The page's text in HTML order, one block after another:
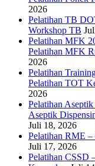
2026
Pelatihan TB
Workshop TB
Pelatihan MFK
Pelatihan MFK
2026
Pelatihan
Pelatihan TOT
2026
Pelatihan
Aseptik
Juli 18, 2026
Pelatihan RME
Juli 17, 2026
Pelatihan CSSD